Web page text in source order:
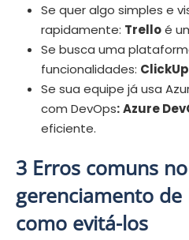
Se quer algo simples e
rapidamente: Trelloé
Se busca uma
funcionalidades: ClickUp
Se sua equipe já usa
com DevOps:Azure
eficiente.
3 Erros comuns no
gerenciamento de
como evitá-los